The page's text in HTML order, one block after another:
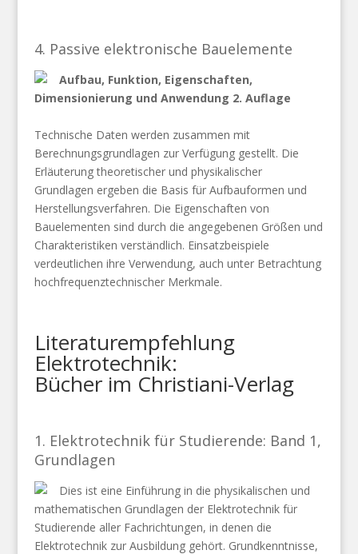
4. Passive elektronische Bauelemente
Aufbau, Funktion, Eigenschaften,
Dimensionierung und Anwendung 2. Auflage
Technische Daten werden zusammen mit
Berechnungsgrundlagen zur Verfügung gestellt. Die
Erläuterung theoretischer und physikalischer
Grundlagen ergeben die Basis für Aufbauformen und
Herstellungsverfahren. Die Eigenschaften von
Bauelementen sind durch die angegebenen Größen und
Charakteristiken verständlich. Einsatzbeispiele
verdeutlichen ihre Verwendung, auch unter Betrachtung
hochfrequenztechnischer Merkmale.
Literaturempfehlung
Elektrotechnik:
Bücher im Christiani-Verlag
1. Elektrotechnik für Studierende: Band 1,
Grundlagen
Dies ist eine Einführung in die physikalischen und
mathematischen Grundlagen der Elektrotechnik für
Studierende aller Fachrichtungen, in denen die
Elektrotechnik zur Ausbildung gehört. Grundkenntnisse,